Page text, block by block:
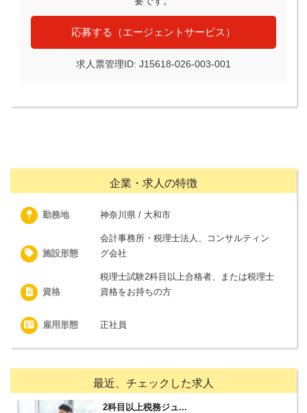
応募する（エージェントサービス）
求人票管理ID: J15618-026-003-001
企業・求人の特徴
勤務地 神奈川県 / 大和市
施設形態
会計事務所・税理士法人、コンサルティン
グ会社
資格
税理士試験2科目以上合格者、または税理士
資格をお持ちの方
雇用形態 正社員
最近、チェックした求人
2科目以上税務ジュ...